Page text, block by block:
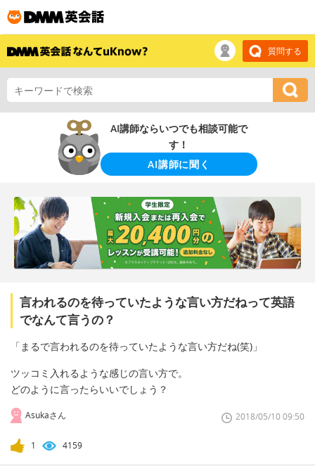
質問する
AI講師ならいつでも相談可能で
す！
AI講師に聞く
言われるのを待っていたような言い方だねって英語
でなんて言うの？
「まるで言われるのを待っていたような言い方だね(笑)」
ツッコミ入れるような感じの言い方で。
どのように言ったらいいでしょう？
Asukaさん 2018/05/10 09:50
1 4159